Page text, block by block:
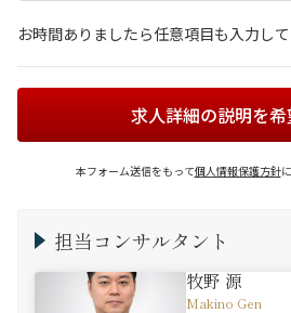
お時間ありましたら任意項目も入力して
求人詳細の説明を希
本フォーム送信をもって個人情報保護方針
担当コンサルタント
牧野 源
Makino Gen